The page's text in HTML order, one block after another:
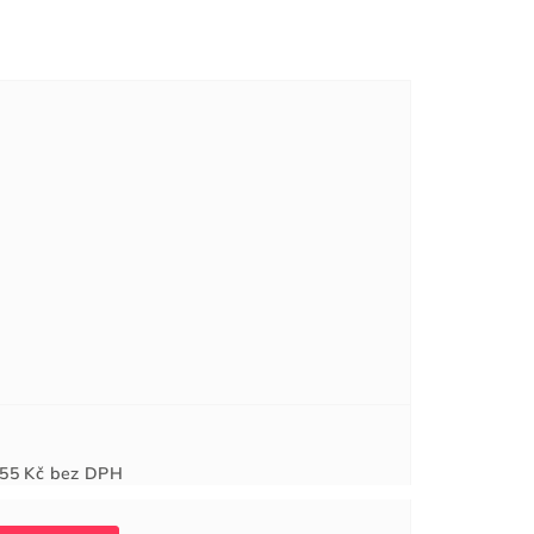
Kč bez DPHcena: